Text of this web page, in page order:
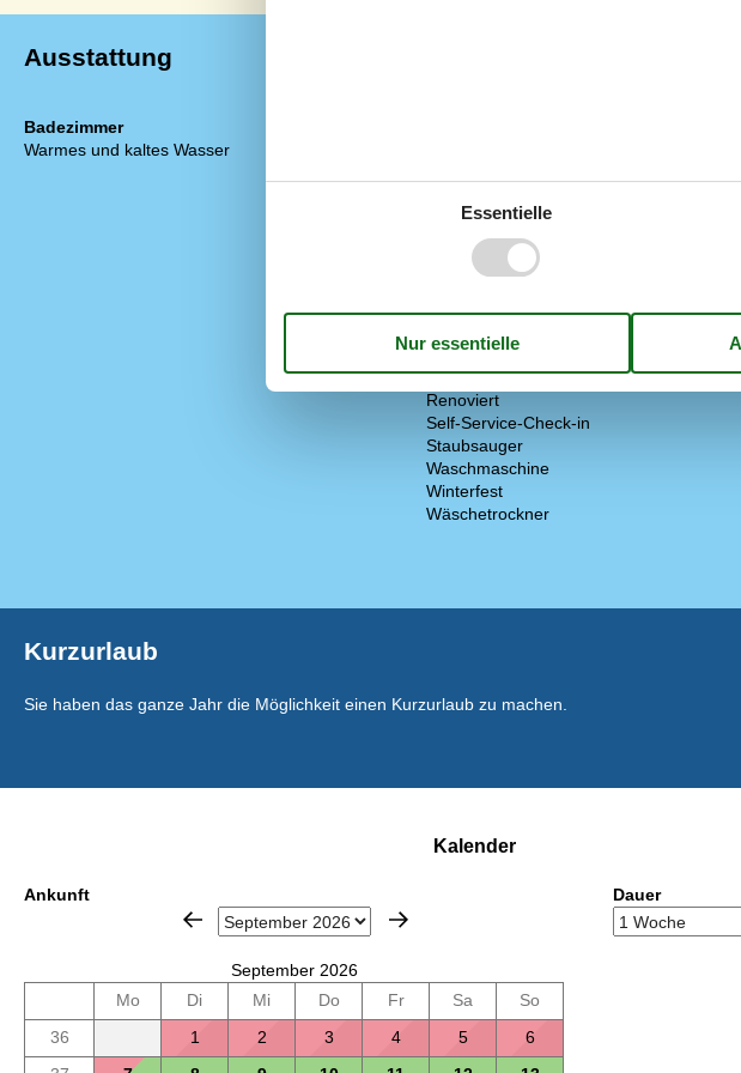
Ausstattung
Badezimmer
Warmes und kaltes Wasser
Baujahr
Baumaterial: Holz
EL exkl.
Ganzjähriges Haus
Gericht, deutsch und skandinavisch
Haustiere Ja
Heizung, Elektroheizung
Renoviert
Self-Service-Check-in
Staubsauger
Waschmaschine
Winterfest
Wäschetrockner
Kurzurlaub
Sie haben das ganze Jahr die Möglichkeit einen Kurzurlaub zu machen.
Kalender
Ankunft
September 2026
Mo
Di Mi Do Fr Sa
So
36
1 2 3 4 5
6
Dauer
Essentielle